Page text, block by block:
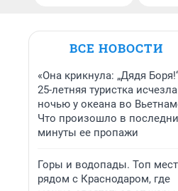
ВСЕ НОВОСТИ
«Она крикнула: „Дядя
25-летняя туристка исчезла
ночью у океана во
Что произошло в
минуты ее пропажи
Горы и водопады. Топ мест
рядом с Краснодаром, где